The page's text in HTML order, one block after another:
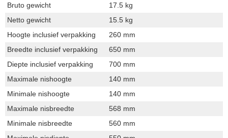
Bruto gewicht
17.5 kg
Netto gewicht
15.5 kg
Hoogte inclusief verpakking
260 mm
Breedte inclusief verpakking
650 mm
Diepte inclusief verpakking
700 mm
Maximale nishoogte
140 mm
Minimale nishoogte
140 mm
Maximale nisbreedte
568 mm
Minimale nisbreedte
560 mm